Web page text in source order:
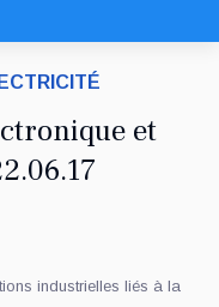
DECOLLETAGE
et
industrielles liés à la